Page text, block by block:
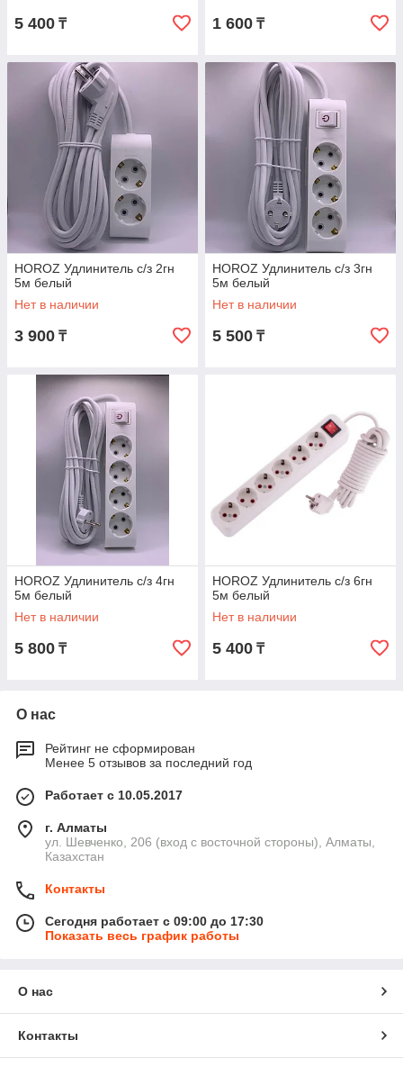
5 400 ₸ 1 600 ₸
HOROZ Удлинитель с/з 2гн
5м белый
Нет в наличии
3 900 ₸
HOROZ Удлинитель с/з 3гн
5м белый
Нет в наличии
5 500 ₸
HOROZ Удлинитель с/з 4гн
5м белый
Нет в наличии
5 800 ₸
HOROZ Удлинитель с/з 6гн
5м белый
Нет в наличии
5 400 ₸
О нас
Рейтинг не сформирован
Менее 5 отзывов за последний год
Работает с 10.05.2017
г. Алматы
ул. Шевченко, 206 (вход с восточной стороны), Алматы,
Казахстан
Контакты
Сегодня работает с 09:00 до 17:30
Показать весь график работы
О нас
Контакты